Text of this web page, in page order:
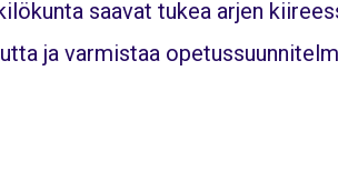
saavat tukea arjen
ja varmistaa